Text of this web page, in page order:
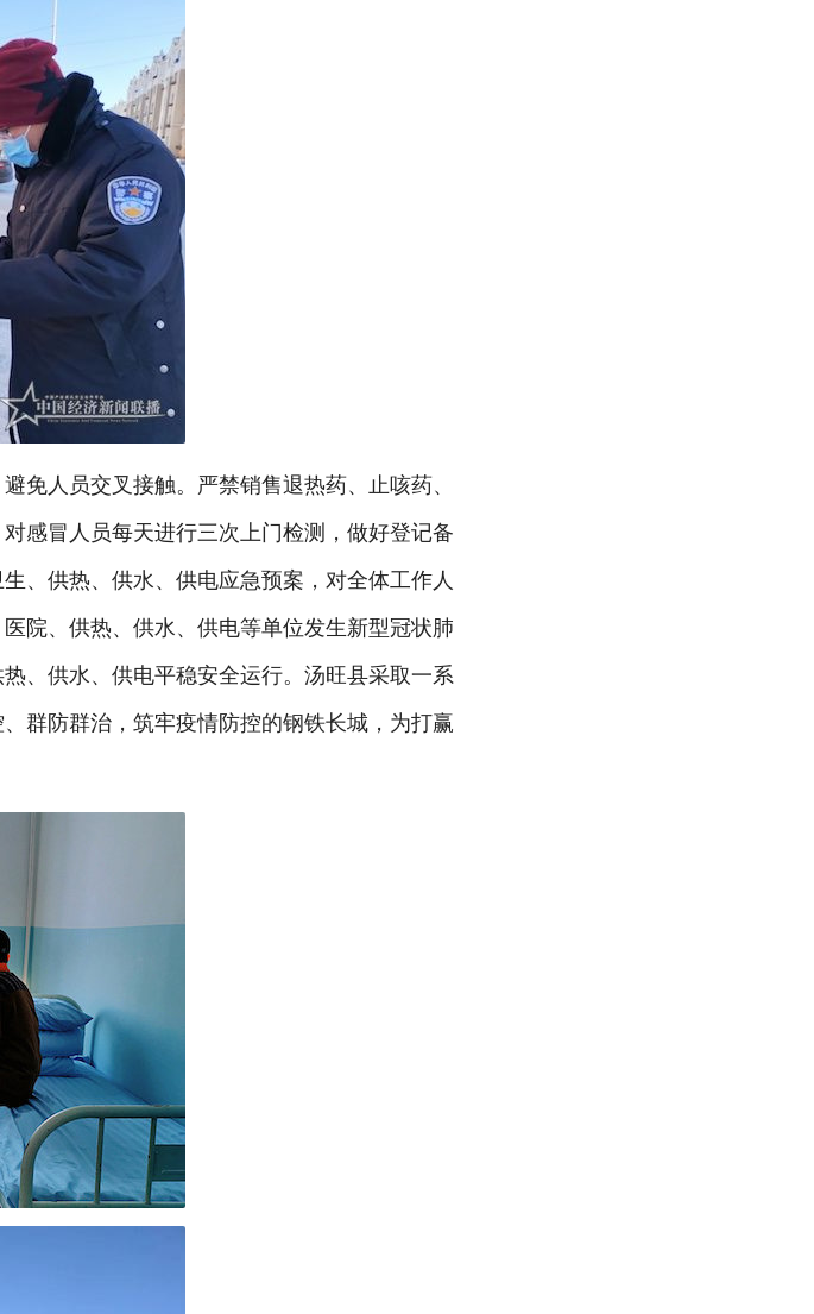
免人员交叉接触。严禁销售退热药、止咳药、
感冒人员每天进行三次上门检测，做好登记备
、供热、供水、供电应急预案，对全体工作人
院、供热、供水、供电等单位发生新型冠状肺
、供水、供电平稳安全运行。汤旺县采取一系
群防群治，筑牢疫情防控的钢铁长城，为打赢